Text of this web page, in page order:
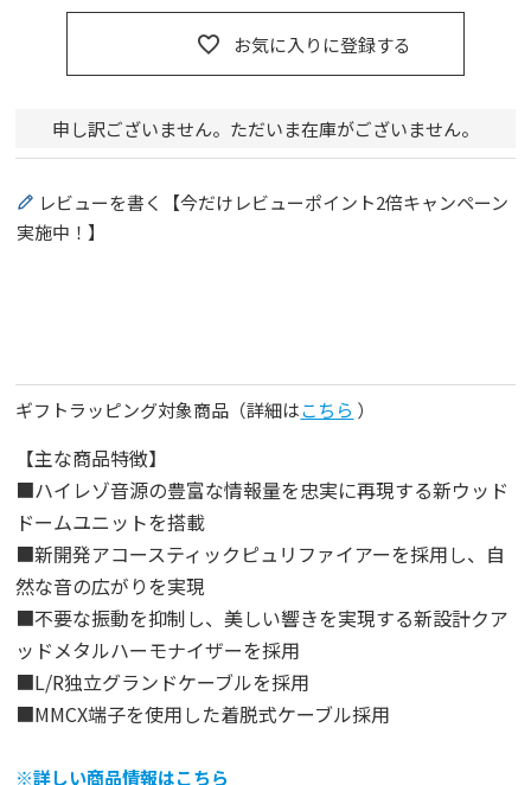
お気に入りに登録する
申し訳ございません。ただいま在庫がございません。
レビューを書く【今だけレビューポイント2倍キャンペーン
実施中！】
ギフトラッピング対象商品（詳細はこちら ）
【主な商品特徴】
■ハイレゾ音源の豊富な情報量を忠実に再現する新ウッド
ドームユニットを搭載
■新開発アコースティックピュリファイアーを採用し、自
然な音の広がりを実現
■不要な振動を抑制し、美しい響きを実現する新設計クア
ッドメタルハーモナイザーを採用
■L/R独立グランドケーブルを採用
■MMCX端子を使用した着脱式ケーブル採用
※詳しい商品情報はこちら